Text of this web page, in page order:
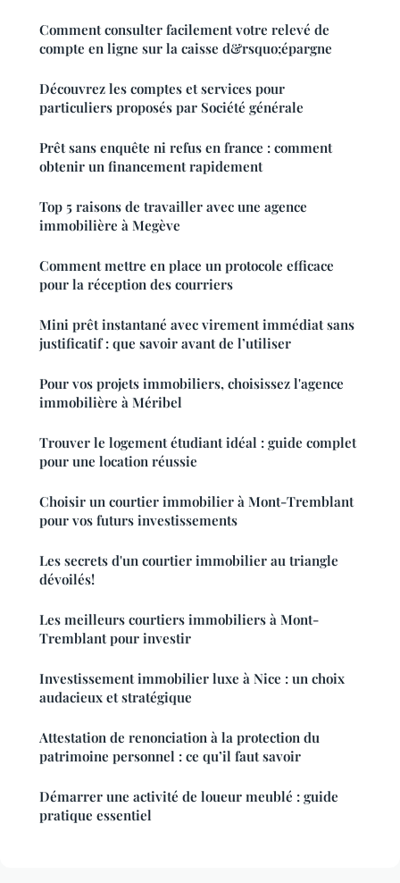
Comment consulter facilement votre relevé de
compte en ligne sur la caisse d&rsquo;épargne
Découvrez les comptes et services pour
particuliers proposés par Société générale
Prêt sans enquête ni refus en france : comment
obtenir un financement rapidement
Top 5 raisons de travailler avec une agence
immobilière à Megève
Comment mettre en place un protocole efficace
pour la réception des courriers
Mini prêt instantané avec virement immédiat sans
justificatif : que savoir avant de l’utiliser
Pour vos projets immobiliers, choisissez l'agence
immobilière à Méribel
Trouver le logement étudiant idéal : guide complet
pour une location réussie
Choisir un courtier immobilier à Mont-Tremblant
pour vos futurs investissements
Les secrets d'un courtier immobilier au triangle
dévoilés!
Les meilleurs courtiers immobiliers à Mont-
Tremblant pour investir
Investissement immobilier luxe à Nice : un choix
audacieux et stratégique
Attestation de renonciation à la protection du
patrimoine personnel : ce qu’il faut savoir
Démarrer une activité de loueur meublé : guide
pratique essentiel